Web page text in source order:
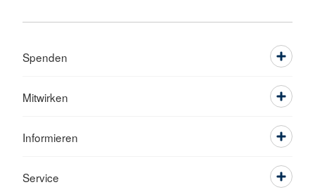
Spenden
Mitwirken
Informieren
Service